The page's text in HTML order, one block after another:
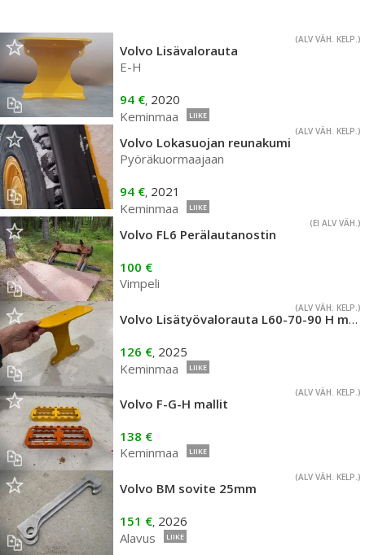
(ALV VÄH. KELP.)
Volvo Lisävalorauta
E-H
94 €, 2020
Keminmaa
LIIKE
(ALV VÄH. KELP.)
Volvo Lokasuojan reunakumi
Pyöräkuormaajaan
94 €, 2021
Keminmaa
LIIKE
(EI ALV VÄH.)
Volvo FL6 Perälautanostin
100 €
Vimpeli
(ALV VÄH. KELP.)
Volvo Lisätyövalorauta L60-70-90 H mallit
126 €, 2025
Keminmaa
LIIKE
(ALV VÄH. KELP.)
Volvo F-G-H mallit
138 €
Keminmaa
LIIKE
(ALV VÄH. KELP.)
Volvo BM sovite 25mm
151 €, 2026
Alavus
LIIKE